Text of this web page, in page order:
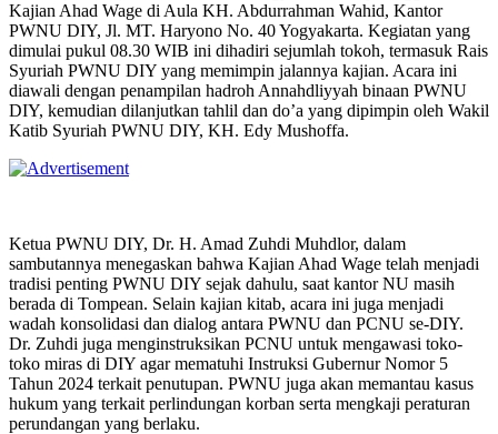
Kajian Ahad Wage di Aula KH. Abdurrahman Wahid, Kantor
PWNU DIY, Jl. MT. Haryono No. 40 Yogyakarta. Kegiatan yang
dimulai pukul 08.30 WIB ini dihadiri sejumlah tokoh, termasuk Rais
Syuriah PWNU DIY yang memimpin jalannya kajian. Acara ini
diawali dengan penampilan hadroh Annahdliyyah binaan PWNU
DIY, kemudian dilanjutkan tahlil dan do’a yang dipimpin oleh Wakil
Katib Syuriah PWNU DIY, KH. Edy Mushoffa.
Ketua PWNU DIY, Dr. H. Amad Zuhdi Muhdlor, dalam
sambutannya menegaskan bahwa Kajian Ahad Wage telah menjadi
tradisi penting PWNU DIY sejak dahulu, saat kantor NU masih
berada di Tompean. Selain kajian kitab, acara ini juga menjadi
wadah konsolidasi dan dialog antara PWNU dan PCNU se-DIY.
Dr. Zuhdi juga menginstruksikan PCNU untuk mengawasi toko-
toko miras di DIY agar mematuhi Instruksi Gubernur Nomor 5
Tahun 2024 terkait penutupan. PWNU juga akan memantau kasus
hukum yang terkait perlindungan korban serta mengkaji peraturan
perundangan yang berlaku.